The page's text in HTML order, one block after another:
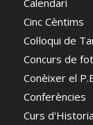
Calendari
Cinc Cèntims
Col·loqui de
Concurs de
Conèixer el
Conferències
Curs